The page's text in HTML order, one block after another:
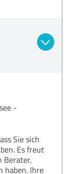
-
Sie sich
Es freut
Berater,
haben. Ihre